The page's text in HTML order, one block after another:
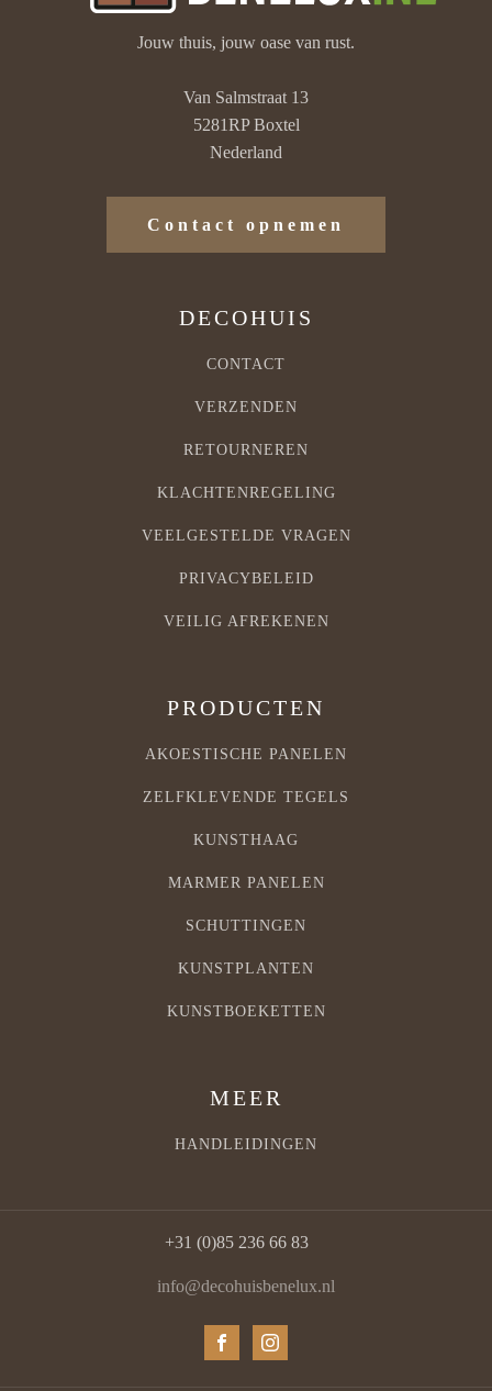
Jouw thuis, jouw oase van rust.
Van Salmstraat 13
5281RP Boxtel
Nederland
Contact opnemen
DECOHUIS
CONTACT
VERZENDEN
RETOURNEREN
KLACHTENREGELING
VEELGESTELDE VRAGEN
PRIVACYBELEID
VEILIG AFREKENEN
PRODUCTEN
AKOESTISCHE PANELEN
ZELFKLEVENDE TEGELS
KUNSTHAAG
MARMER PANELEN
SCHUTTINGEN
KUNSTPLANTEN
KUNSTBOEKETTEN
MEER
HANDLEIDINGEN
+31 (0)85 236 66 83
info@decohuisbenelux.nl